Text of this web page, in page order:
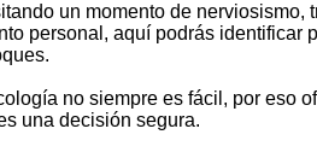
un momento de nerviosismo,
personal, aquí podrás identificar
no siempre es fácil, por eso
una decisión segura.